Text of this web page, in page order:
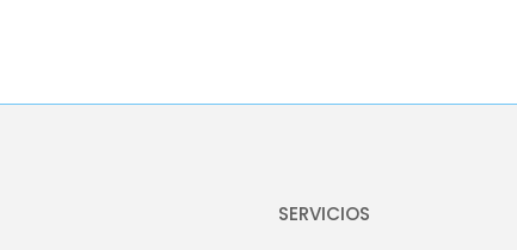
SERVICIOS